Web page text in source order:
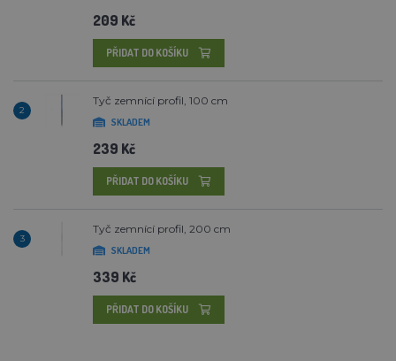
209 Kč
PŘIDAT DO KOŠÍKU
2
Tyč zemnící profil, 100 cm
SKLADEM
239 Kč
PŘIDAT DO KOŠÍKU
3
Tyč zemnící profil, 200 cm
SKLADEM
339 Kč
PŘIDAT DO KOŠÍKU